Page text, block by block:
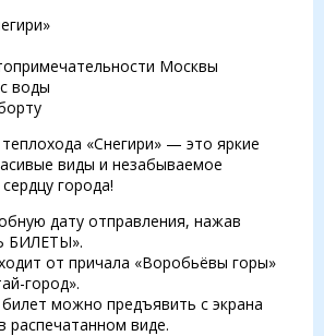
Москвы
воды
«Снегири» — это яркие
виды и незабываемое
города!
дату отправления, нажав
БИЛЕТЫ».
от причала «Воробьёвы горы»
город».
можно предъявить с экрана
распечатанном виде.